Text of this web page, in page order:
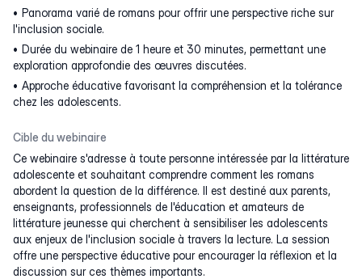
Panorama varié de romans pour offrir une perspective riche sur
l'inclusion sociale.
Durée du webinaire de 1 heure et 30 minutes, permettant une
exploration approfondie des œuvres discutées.
Approche éducative favorisant la compréhension et la tolérance
chez les adolescents.
Cible du webinaire
Ce webinaire s'adresse à toute personne intéressée par la littérature
adolescente et souhaitant comprendre comment les romans
abordent la question de la différence. Il est destiné aux parents,
enseignants, professionnels de l'éducation et amateurs de
littérature jeunesse qui cherchent à sensibiliser les adolescents
aux enjeux de l'inclusion sociale à travers la lecture. La session
offre une perspective éducative pour encourager la réflexion et la
discussion sur ces thèmes importants.